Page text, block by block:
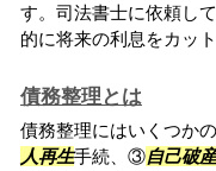
す。司法書士に依頼し
的に将来の利息をカッ
債務整理とは
債務整理にはいくつか
人再生手続、③自己破産